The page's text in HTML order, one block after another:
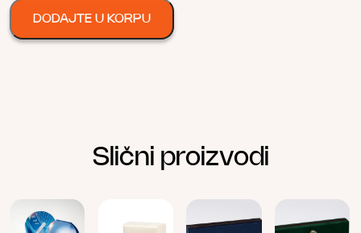
(higijensko
pakovanje)
количина
DODAJTE U KORPU
Slični proizvodi